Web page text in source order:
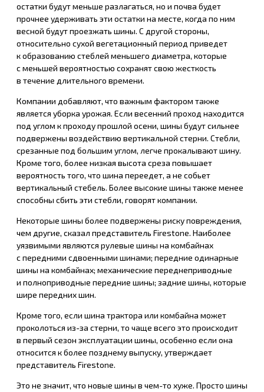
остатки будут меньше разлагаться, но и почва будет
прочнее удерживать эти остатки на месте, когда по ним
весной будут проезжать шины. С другой стороны,
относительно сухой вегетационный период приведет
к образованию стеблей меньшего диаметра, которые
с меньшей вероятностью сохранят свою жесткость
в течение длительного времени.
Компании добавляют, что важным фактором также
является уборка урожая. Если весенний проход находится
под углом к ​​проходу прошлой осени, шины будут сильнее
подвержены воздействию вертикальной стерни. Стебли,
срезанные под большим углом, легче прокалывают шину.
Кроме того, более низкая высота среза повышает
вероятность того, что шина переедет, а не собьет
вертикальный стебель. Более высокие шины также менее
способны сбить эти стебли, говорят компании.
Некоторые шины более подвержены риску повреждения,
чем другие, сказал представитель Firestone. Наиболее
уязвимыми являются рулевые шины на комбайнах
с передними сдвоенными шинами; передние одинарные
шины на комбайнах; механические переднеприводные
и полноприводные передние шины; задние шины, которые
шире передних шин.
Кроме того, если шина трактора или комбайна может
проколоться из-за стерни, то чаще всего это происходит
в первый сезон эксплуатации шины, особенно если она
относится к более позднему выпуску, утверждает
представитель Firestone.
Это не значит, что новые шины в чем-то хуже. Просто шины